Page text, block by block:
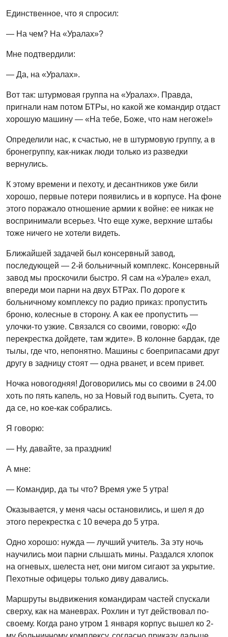
Единственное, что я спросил:
— На чем? На «Уралах»?
Мне подтвердили:
— Да, на «Уралах».
Вот так: штурмовая группа на «Уралах». Правда,
пригнали нам потом БТРы, но какой же командир отдаст
хорошую машину — «На тебе, Боже, что нам негоже!»
Определили нас, к счастью, не в штурмовую группу, а в
бронегруппу, как-никак люди только из разведки
вернулись.
К этому времени и пехоту, и десантников уже били
хорошо, первые потери появились и в корпусе. На фоне
этого поражало отношение армии к войне: ее никак не
воспринимали всерьез. Что еще хуже, верхние штабы
тоже ничего не хотели видеть.
Ближайшей задачей был консервный завод,
последующей — 2-й больничный комплекс. Консервный
завод мы проскочили быстро. Я сам на «Урале» ехал,
впереди мои парни на двух БТРах. По дороге к
больничному комплексу по радио приказ: пропустить
броню, колесные в сторону. А как ее пропустить —
улочки-то узкие. Связался со своими, говорю: «До
перекрестка дойдете, там ждите». В колонне бардак, где
тылы, где что, непонятно. Машины с боеприпасами друг
другу в задницу стоят — одна рванет, и всем привет.
Ночка новогодняя! Договорились мы со своими в 24.00
хоть по пять капель, но за Новый год выпить. Суета, то
да се, но кое-как собрались.
Я говорю:
— Ну, давайте, за праздник!
А мне:
— Командир, да ты что? Время уже 5 утра!
Оказывается, у меня часы остановились, и шел я до
этого перекрестка с 10 вечера до 5 утра.
Одно хорошо: нужда — лучший учитель. За эту ночь
научились мои парни слышать мины. Раздался хлопок
на огневых, шелеста нет, они мигом сигают за укрытие.
Пехотные офицеры только диву давались.
Маршруты выдвижения командирам частей спускали
сверху, как на маневрах. Рохлин и тут действовал по-
своему. Когда рано утром 1 января корпус вышел ко 2-